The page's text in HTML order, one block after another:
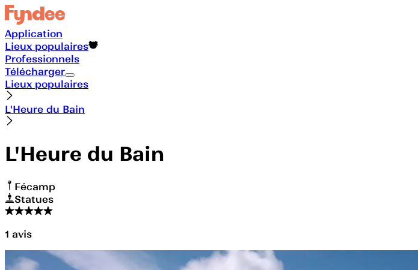
Application
Lieux populaires
Professionnels
Télécharger
Lieux populaires
L'Heure du Bain
L'Heure du Bain
Fécamp
Statues
1 avis